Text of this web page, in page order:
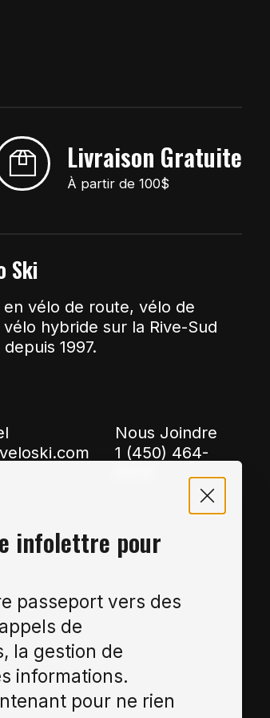
Livraison Gratuite
À partir de 100$
Ski
vélo de route, vélo de
hybride sur la Rive-Sud
1997.
Nous Joindre
1 (450) 464-
infolettre pour
passeport vers des
de
la gestion de
informations.
pour ne rien